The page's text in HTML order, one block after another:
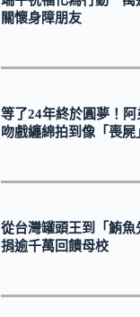
關懷身障朋友
等了24年終於圓夢！
吻戲纏綿拍到像「喪屍
從台灣罐頭王到「鮪
捐逾千萬回饋母校